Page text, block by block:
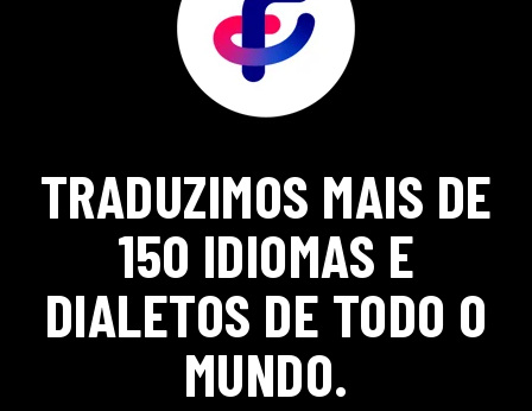
TRADUZIMOS MAIS DE
150 IDIOMAS E
DIALETOS DE TODO O
MUNDO.